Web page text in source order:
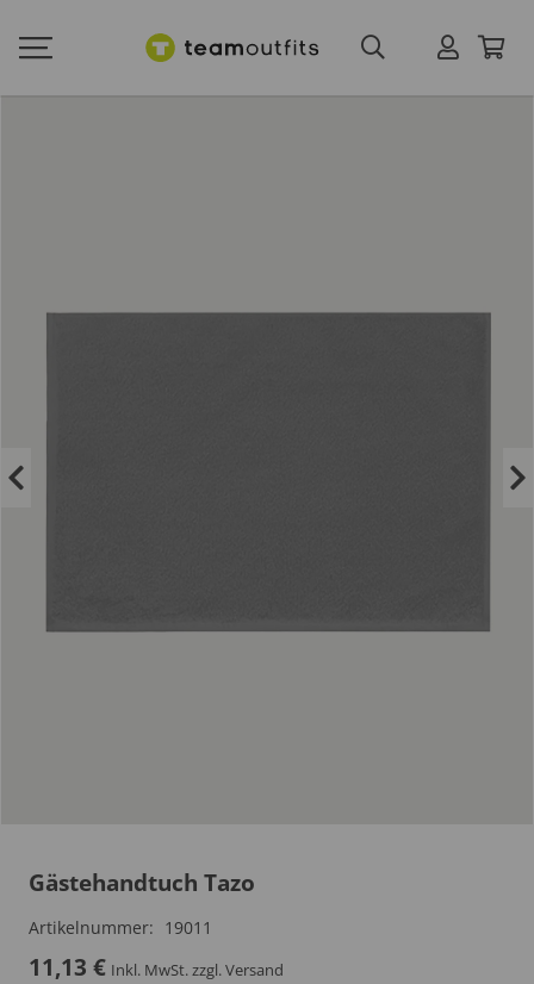
Gästehandtuch Tazo
Artikelnummer: 19011
11,13 € Inkl. MwSt.zzgl. Versand